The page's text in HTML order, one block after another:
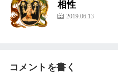
相性
2019.06.13
コメントを書く